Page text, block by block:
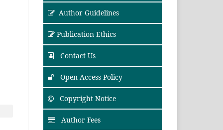
Author Guidelines
Publication Ethics
Contact Us
Open Access Policy
Copyright Notice
Author Fees